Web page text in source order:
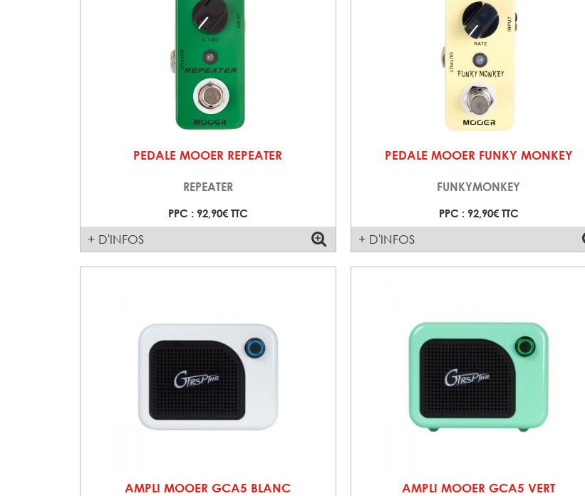
PEDALE MOOER REPEATER
REPEATER
PPC : 92,90€ TTC
+ D'INFOS
PEDALE MOOER FUNKY MONKEY
FUNKYMONKEY
PPC : 92,90€ TTC
+ D'INFOS
AMPLI MOOER GCA5 BLANC AMPLI MOOER GCA5 VERT